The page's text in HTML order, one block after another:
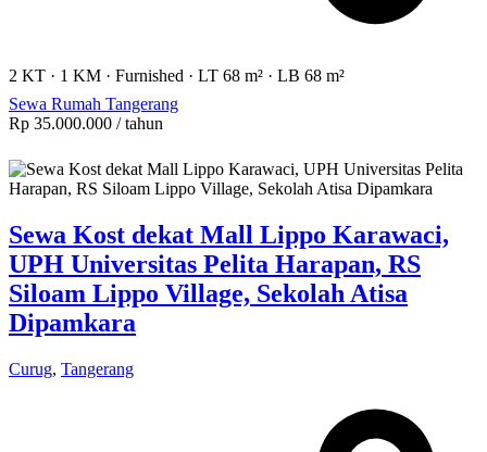
2 KT · 1 KM · Furnished · LT 68 m² · LB 68 m²
Sewa Rumah Tangerang
Rp 35.000.000 / tahun
Sewa Kost dekat Mall Lippo Karawaci,
UPH Universitas Pelita Harapan, RS
Siloam Lippo Village, Sekolah Atisa
Dipamkara
Curug, Tangerang